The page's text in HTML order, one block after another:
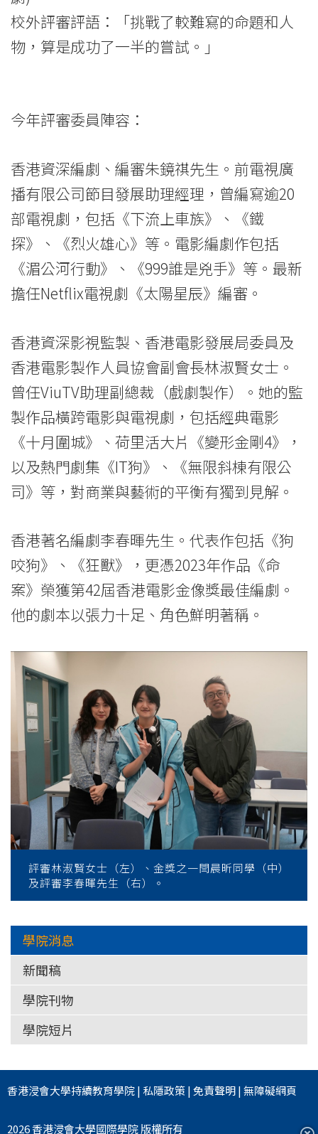
校外評審評語：「挑戰了較難寫的命題和人
物，算是成功了一半的嘗試。」
今年評審委員陣容：
香港資深編劇、編審朱鏡祺先生。前電視廣
播有限公司節目發展助理經理，曾編寫逾20
部電視劇，包括《下流上車族》、《鐵
探》、《烈火雄心》等。電影編劇作包括
《湄公河行動》、《999誰是兇手》等。最新
擔任Netflix電視劇《太陽星辰》編審。
香港資深影視監製、香港電影發展局委員及
香港電影製作人員協會副會長林淑賢女士。
曾任ViuTV助理副總裁（戲劇製作）。她的監
製作品橫跨電影與電視劇，包括經典電影
《十月圍城》、荷里活大片《變形金剛4》，
以及熱門劇集《IT狗》、《無限斜棟有限公
司》等，對商業與藝術的平衡有獨到見解。
香港著名編劇李春暉先生。代表作包括《狗
咬狗》、《狂獸》，更憑2023年作品《命
案》榮獲第42屆香港電影金像獎最佳編劇。
他的劇本以張力十足、角色鮮明著稱。
評審林淑賢女士（左）、金獎之一閆晨昕同學（中）
及評審李春暉先生（右）。
學院消息
新聞稿
學院刊物
學院短片
香港浸會大學持續教育學院| 私隱政策|免責聲明|無障礙網頁
2026 香港浸會大學國際學院 版權所有